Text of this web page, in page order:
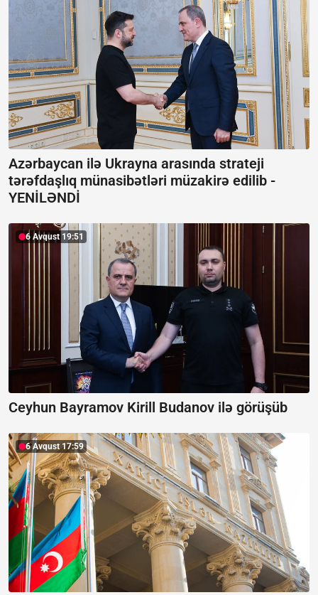
Azərbaycan ilə Ukrayna arasında strateji
tərəfdaşlıq münasibətləri müzakirə edilib -
YENİLƏNDİ
6 Avqust 19:51
Ceyhun Bayramov Kirill Budanov ilə görüşüb
6 Avqust 17:59